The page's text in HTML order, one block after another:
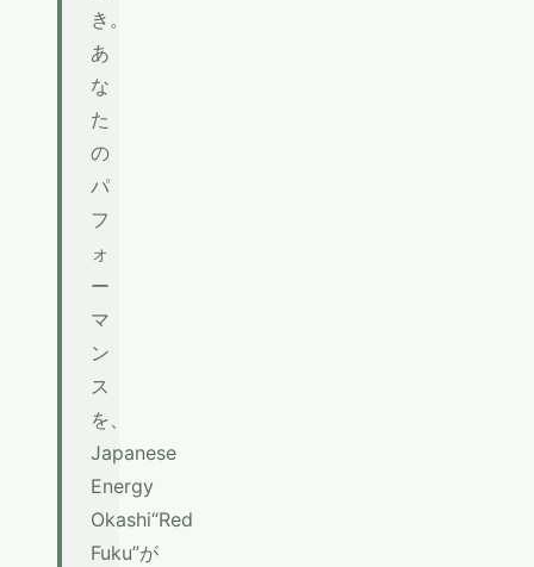
き。
あ
な
た
の
パ
フ
ォ
ー
マ
ン
ス
を、
Japanese
Energy
Okashi“Red
Fuku”が